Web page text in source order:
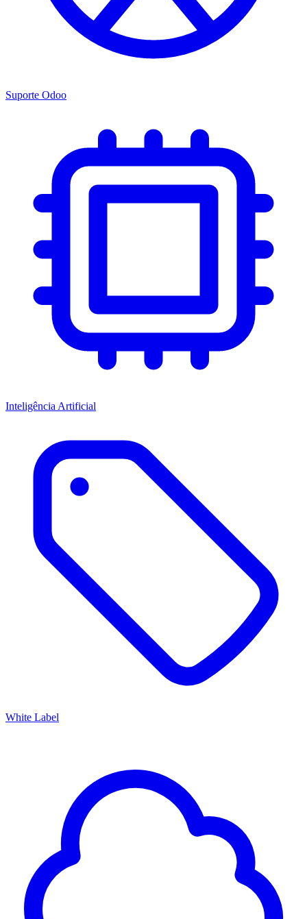
Suporte Odoo
Inteligência Artificial
White Label